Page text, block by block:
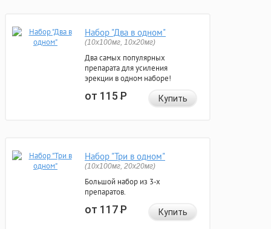
Набор "Два в одном"
(10x100мг, 10x20мг)
Два самых популярных
препарата для усиления
эрекции в одном наборе!
от 115Р Купить
Набор "Три в одном"
(10x100мг, 20x20мг)
Большой набор из 3-х
препаратов.
от 117Р Купить